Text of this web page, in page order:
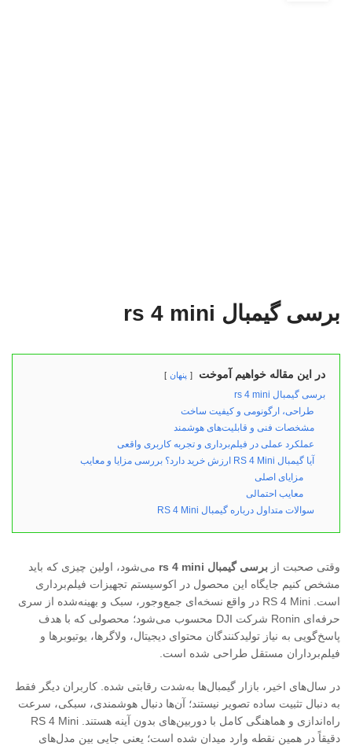
برسی گیمبال rs 4 mini
در این مقاله خواهیم آموخت پنهان
برسی گیمبال rs 4 mini
طراحی، ارگونومی و کیفیت ساخت
مشخصات فنی و قابلیت‌های هوشمند
عملکرد عملی در فیلم‌برداری و تجربه کاربری واقعی
آیا گیمبال RS 4 Mini ارزش خرید دارد؟ بررسی مزایا و معایب
مزایای اصلی
معایب احتمالی
سوالات متداول درباره گیمبال RS 4 Mini
وقتی صحبت از برسی گیمبال rs 4 mini
می‌شود، اولین چیزی که باید
مشخص کنیم جایگاه این محصول در اکوسیستم تجهیزات فیلم‌برداری
است. RS 4 Mini در واقع نسخه‌ای جمع‌وجور، سبک و بهینه‌شده از سری
حرفه‌ای Ronin شرکت DJI محسوب می‌شود؛ محصولی که با هدف
پاسخ‌گویی به نیاز تولیدکنندگان محتوای دیجیتال، ولاگرها، یوتیوبرها و
فیلم‌برداران مستقل طراحی شده است.
در سال‌های اخیر، بازار گیمبال‌ها به‌شدت رقابتی شده. کاربران دیگر فقط
به دنبال تثبیت ساده تصویر نیستند؛ آن‌ها دنبال هوشمندی، سبکی، سرعت
راه‌اندازی و هماهنگی کامل با دوربین‌های بدون آینه هستند. RS 4 Mini
دقیقاً در همین نقطه وارد میدان شده است؛ یعنی جایی بین مدل‌های